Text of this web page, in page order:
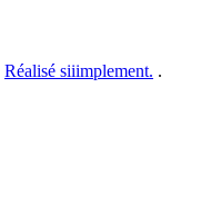
Réalisé siiimplement. .